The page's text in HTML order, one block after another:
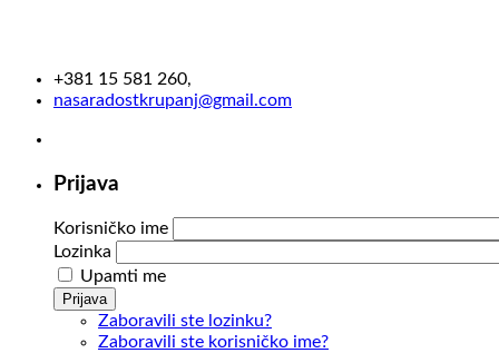
+381 15 581 260,
nasaradostkrupanj@gmail.com
Prijava
Korisničko ime
Lozinka
Upamti me
Prijava
Zaboravili ste lozinku?
Zaboravili ste korisničko ime?